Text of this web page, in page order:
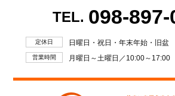
TEL. 098-897-
定休日 日曜日・祝日・年末年始・旧盆
営業時間 月曜日～土曜日／10:00～17:00